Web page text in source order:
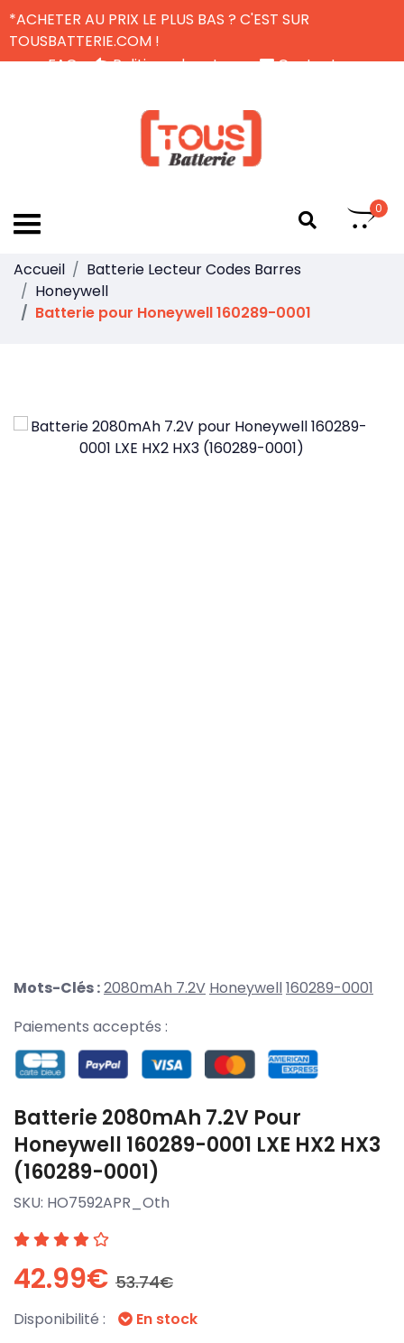
*ACHETER AU PRIX LE PLUS BAS ? C'EST SUR
TOUSBATTERIE.COM !
FAQ
Politique de retour
Contactez-nous
0
Accueil
Batterie Lecteur Codes Barres
Honeywell
Batterie pour Honeywell 160289-0001
Mots-Clés :2080mAh 7.2V Honeywell160289-0001
Paiements acceptés :
Batterie 2080mAh 7.2V Pour
Honeywell 160289-0001 LXE HX2 HX3
(160289-0001)
SKU: HO7592APR_Oth
42.99€ 53.74€
Disponibilité : En stock